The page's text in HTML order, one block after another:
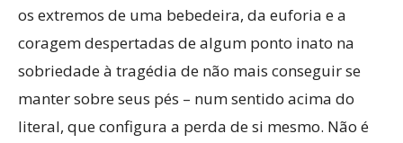
os extremos de uma bebedeira, da euforia e a
coragem despertadas de algum ponto inato na
sobriedade à tragédia de não mais conseguir se
manter sobre seus pés – num sentido acima do
literal, que configura a perda de si mesmo. Não é